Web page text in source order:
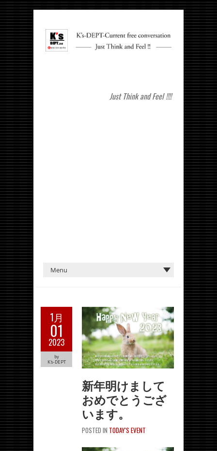
Just Think and Feel !!!!
1月
01
2023
by
K's-DEPT
新年明けまして
おめでとうござ
います。
POSTED IN TODAY'S EVENT